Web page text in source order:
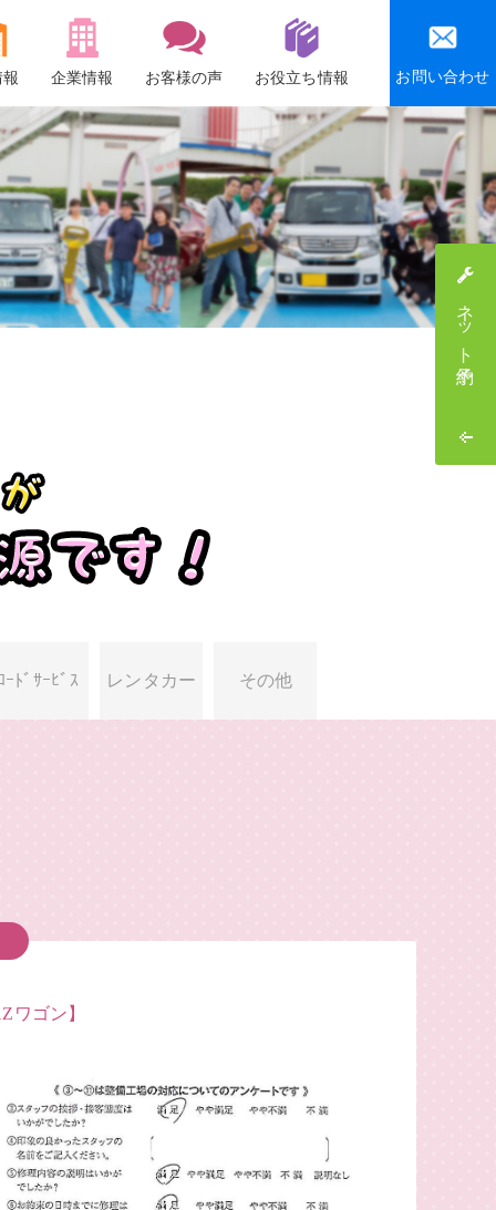
企業情報
会社概要
沿革
社会貢献活動
感謝祭・社員旅行
お客様の声 お役立ち情報 お問い合わせ
ｰﾄﾞｻｰﾋﾞｽ レンタカー その他
ゴン】
ネット予約